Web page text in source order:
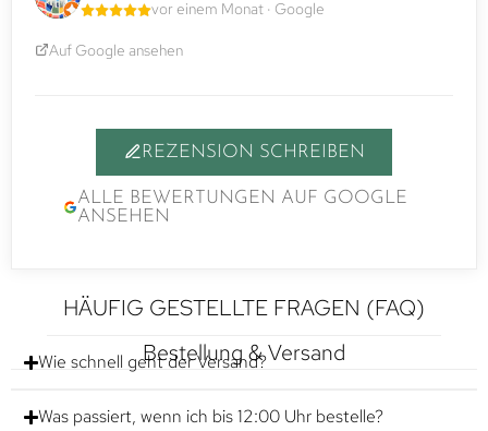
vor einem Monat · Google
Auf Google ansehen
REZENSION SCHREIBEN
ALLE BEWERTUNGEN AUF GOOGLE
ANSEHEN
HÄUFIG GESTELLTE FRAGEN (FAQ)
Bestellung & Versand
Wie schnell geht der Versand?
Was passiert, wenn ich bis 12:00 Uhr bestelle?